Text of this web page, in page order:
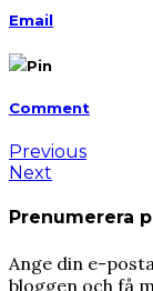
Email
Pin
Comment
Previous
Next
Prenumerera
Ange din e-
bloggen och få